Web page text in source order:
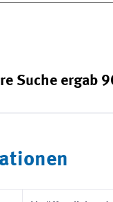
Suche ergab